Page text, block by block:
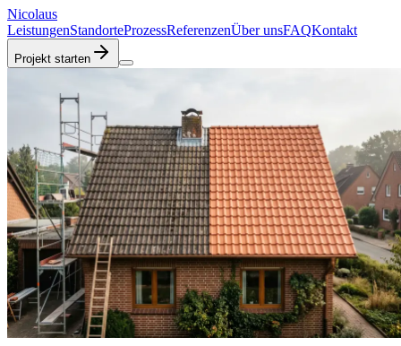
Nicolaus
LeistungenStandorteProzessReferenzenÜber unsFAQKontakt
Projekt starten